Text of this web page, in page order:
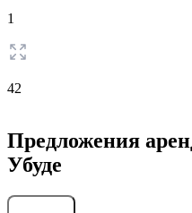
1
42
Предложения
Убуде